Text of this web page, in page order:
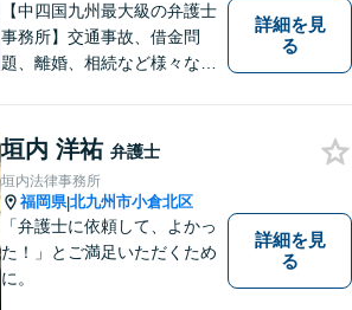
【中四国九州最大級の弁護士
事務所】交通事故、借金問
題、離婚、相続など様々な問
まずはお気軽にご相談くださ
い！
詳細を見
る
垣内 洋祐 弁護士
垣内法律事務所
福岡県|北九州市小倉北区
「弁護士に依頼して、よかっ
た！」とご満足いただくため
に。
詳細を見
る